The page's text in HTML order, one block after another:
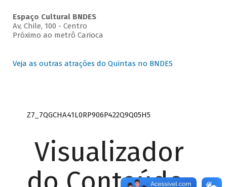
Espaço Cultural BNDES
Av, Chile, 100 - Centro
Próximo ao metrô Carioca
Veja as outras atrações do Quintas no BNDES
Z7_7QGCHA41L0RP906P422Q9Q05H5
Visualizador